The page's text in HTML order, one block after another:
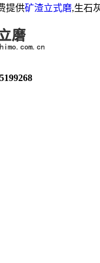
提供矿渣立式磨,生石